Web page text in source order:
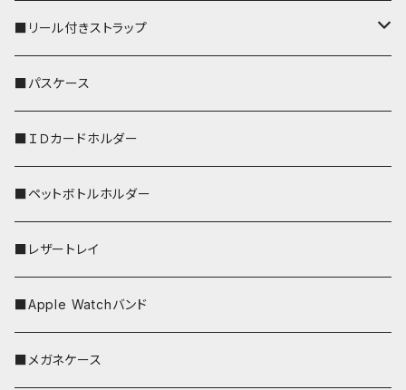
■リール付きストラップ
リールのみ
ストラップ付
■パスケース
■ＩＤカードホルダー
■ペットボトルホルダー
■レザートレイ
■Apple Watchバンド
■メガネケース